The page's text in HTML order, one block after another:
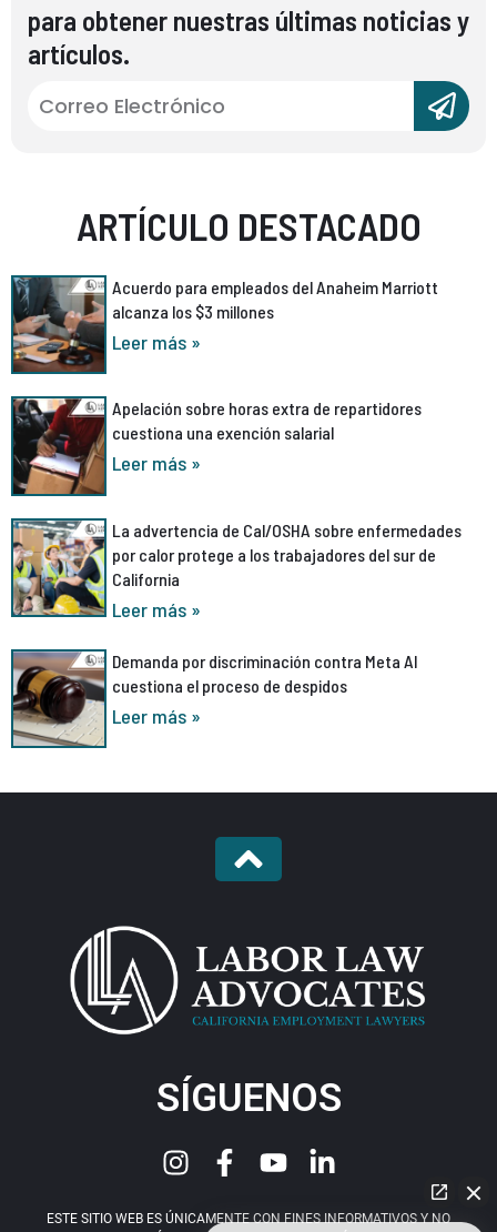
para obtener nuestras últimas noticias y
artículos.
ARTÍCULO DESTACADO
Acuerdo para empleados del Anaheim Marriott
alcanza los $3 millones
Leer más »
Apelación sobre horas extra de repartidores
cuestiona una exención salarial
Leer más »
La advertencia de Cal/OSHA sobre enfermedades
por calor protege a los trabajadores del sur de
California
Leer más »
Demanda por discriminación contra Meta AI
cuestiona el proceso de despidos
Leer más »
SÍGUENOS
ESTE SITIO WEB ES ÚNICAMENTE CON FINES INFORMATIVOS Y NO